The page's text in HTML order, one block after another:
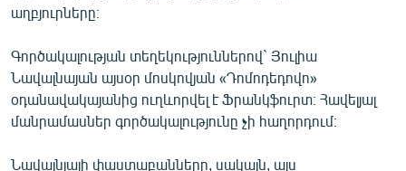
ԲԱՆԱՎԵՃ
ՁԳՏԵԼՈՎ ԼԱՎԱԳՈՒՅՆԻՆ
ՓՈԴՔԱՍԹ
Հայերեն
English
աղբյուրները։
Գործակալության տեղեկություններով` Յուլիա
Նավալնայան այսօր մոսկովյան «Դոմոդեդովո»
օդանավակայանից ուղևորվել է Ֆրանկֆուրտ։ Հավելյալ
մանրամասներ գործակալությունը չի հաղորդում։
Նավալնյայի փաստաբանները, սակայն, այս